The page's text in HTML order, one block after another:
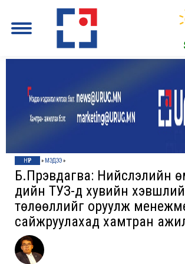
НҮҮР » МЭДЭЭ»
Б.Пүрэвдагва: Нийслэлийн
үүдийн ТУЗ-д хувийн
төлөөллийг оруулж
сайжруулахад хамтран